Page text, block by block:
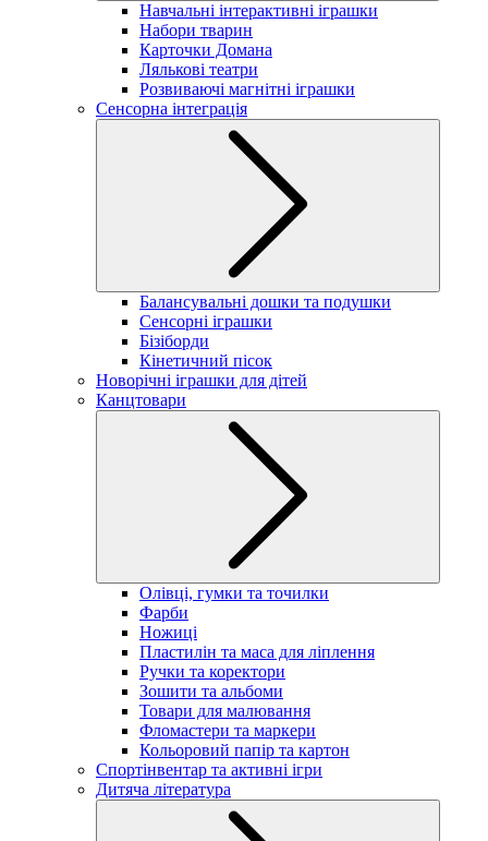
Навчальні інтерактивні іграшки
Набори тварин
Карточки Домана
Лялькові театри
Розвиваючі магнітні іграшки
Сенсорна інтеграція
Балансувальні дошки та подушки
Сенсорні іграшки
Бізіборди
Кінетичний пісок
Новорічні іграшки для дітей
Канцтовари
Олівці, гумки та точилки
Фарби
Ножиці
Пластилін та маса для ліплення
Ручки та коректори
Зошити та альбоми
Товари для малювання
Фломастери та маркери
Кольоровий папір та картон
Спортінвентар та активні ігри
Дитяча література